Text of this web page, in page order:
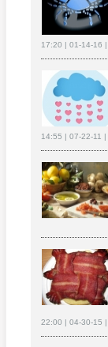
17:20 | 01-14-16 |
14:55 | 07-22-11 |
22:00 | 04-30-15 |